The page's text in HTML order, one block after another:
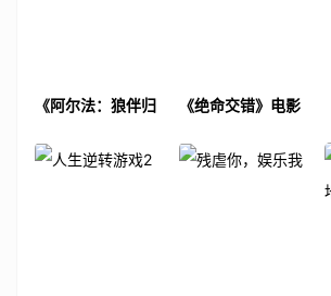
《阿尔法：狼伴归
《绝命交错》电影